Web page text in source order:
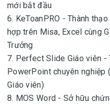
mới bắt đầu
6. KeToanPRO - Thành
hợp trên Misa, Excel cùng
Trưởng
7. Perfect Slide Giáo viên
PowerPoint chuyên nghiệp
Giáo viên)
8. MOS Word - Sở hữu